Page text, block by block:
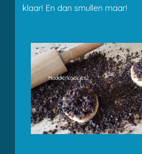
klaar! En dan smullen maar!